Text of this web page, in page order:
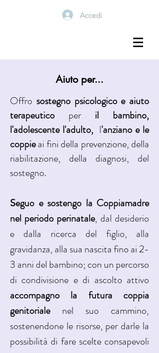
Accedi
Aiuto per...
Offro sostegno psicologico e aiuto
terapeutico per il bambino,
l'adolescente l'adulto, l'anziano e le
coppieai fini della prevenzione, della
riabilitazione, della diagnosi, del
sostegno.
Seguo e sostengo la Coppiamadre
nel periodo perinatale, dal desiderio
e dalla ricerca del figlio, alla
gravidanza, alla sua nascita fino ai 2-
3 anni del bambino; con un percorso
di condivisione e di ascolto attivo
accompagno la futura coppia
genitorialenel suo cammino,
sostenendone le risorse, per darle la
possibilità di fare scelte consapevoli